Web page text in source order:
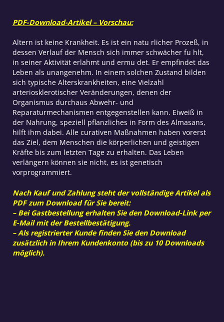
PDF-Download-Artikel – Vorschau:
Altern ist keine Krankheit. Es ist ein natu rlicher Prozeß, in
dessen Verlauf der Mensch sich immer schwächer fu hlt,
in seiner Aktivität erlahmt und ermu det. Er empfindet das
Leben als unangenehm. In einem solchen Zustand bilden
sich typische Alterskrankheiten, eine Vielzahl
arteriosklerotischer Veränderungen, denen der
Organismus durchaus Abwehr- und
Reparaturmechanismen entgegenstellen kann. Eiweiß in
der Nahrung, speziell pflanzliches in Form des Almasans,
hilft ihm dabei. Alle curativen Maßnahmen haben vorerst
das Ziel, dem Menschen die körperlichen und geistigen
Kräfte bis zum letzten Tage zu erhalten. Das Leben
verlängern können sie nicht, es ist genetisch
vorprogrammiert.
Nach Kauf und Zahlung steht der vollständige Artikel als
PDF zum Download für Sie bereit:
– Bei Gastbestellung erhalten Sie den Download-Link per
E-Mail mit der Bestellbestätigung.
– Als registrierter Kunde finden Sie den Download
zusätzlich in Ihrem Kundenkonto (bis zu 10 Downloads
möglich).